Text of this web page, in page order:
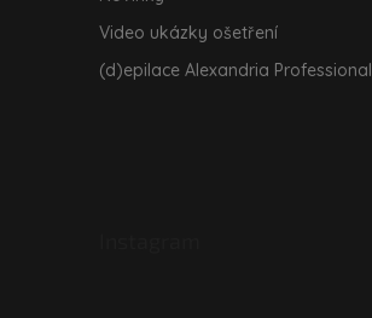
Video ukázky ošetření
(d)epilace Alexandria Professional